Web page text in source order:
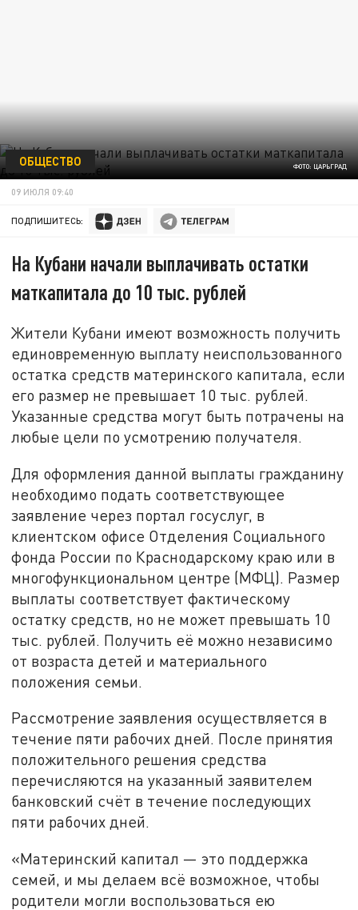
ФОТО: ЦАРЬГРАД
ОБЩЕСТВО
09 ИЮЛЯ 09:40
ПОДПИШИТЕСЬ:
На Кубани начали выплачивать остатки
маткапитала до 10 тыс. рублей
Жители Кубани имеют возможность получить
единовременную выплату неиспользованного
остатка средств материнского капитала, если
его размер не превышает 10 тыс. рублей.
Указанные средства могут быть потрачены на
любые цели по усмотрению получателя.
Для оформления данной выплаты гражданину
необходимо подать соответствующее
заявление через портал госуслуг, в
клиентском офисе Отделения Социального
фонда России по Краснодарскому краю или в
многофункциональном центре (МФЦ). Размер
выплаты соответствует фактическому
остатку средств, но не может превышать 10
тыс. рублей. Получить её можно независимо
от возраста детей и материального
положения семьи.
Рассмотрение заявления осуществляется в
течение пяти рабочих дней. После принятия
положительного решения средства
перечисляются на указанный заявителем
банковский счёт в течение последующих
пяти рабочих дней.
«Материнский капитал — это поддержка
семей, и мы делаем всё возможное, чтобы
родители могли воспользоваться ею